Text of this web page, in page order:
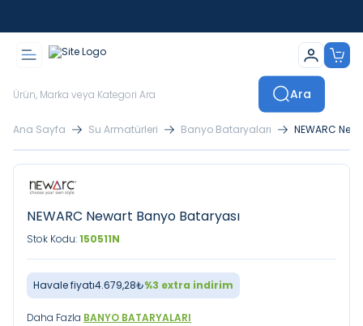
Ara
Ana Sayfa Su Armatürleri Banyo Bataryaları NEWARC
NEWARC Newart Banyo Bataryası
Stok Kodu:150511N
Havale fiyatı4.679,28₺%3 extra indirim
Daha Fazla BANYO BATARYALARI